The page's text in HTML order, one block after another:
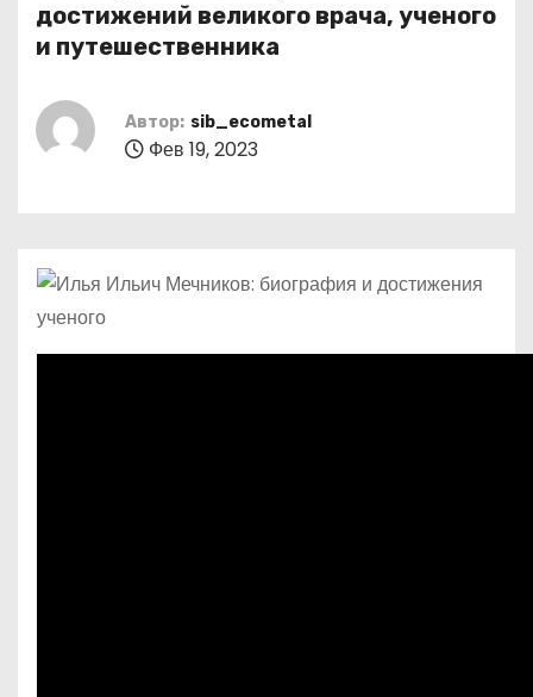
достижений великого врача, ученого
и путешественника
Автор: sib_ecometal
Фев 19, 2023